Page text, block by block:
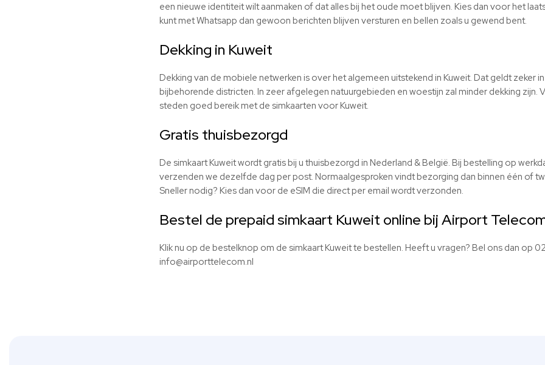
een nieuwe identiteit wilt aanmaken of dat alles bij het oude moet blijven. Kies dan voor het
kunt met Whatsapp dan gewoon berichten blijven versturen en bellen zoals u gewend bent.
Dekking in Kuweit
Dekking van de mobiele netwerken is over het algemeen uitstekend in Kuweit. Dat geldt zeker
bijbehorende districten. In zeer afgelegen natuurgebieden en woestijn zal minder dekking zijn.
steden goed bereik met de simkaarten voor Kuweit.
Gratis thuisbezorgd
De simkaart Kuweit wordt gratis bij u thuisbezorgd in Nederland & België. Bij bestelling op
verzenden we dezelfde dag per post. Normaalgesproken vindt bezorging dan binnen één of
Sneller nodig? Kies dan voor de eSIM die direct per email wordt verzonden.
Bestel de prepaid simkaart Kuweit online bij Airport
Klik nu op de bestelknop om de simkaart Kuweit te bestellen. Heeft u vragen? Bel ons dan op
info@airporttelecom.nl